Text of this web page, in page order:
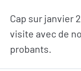
Cap sur janvier
visite avec de
probants.